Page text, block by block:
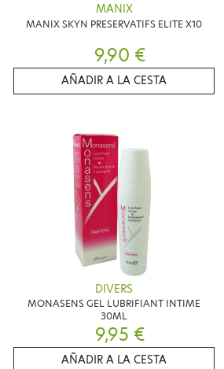
MANIX
MANIX SKYN PRESERVATIFS ELITE X10
9,90 €
AÑADIR A LA CESTA
DIVERS
MONASENS GEL LUBRIFIANT INTIME
30ML
9,95 €
AÑADIR A LA CESTA